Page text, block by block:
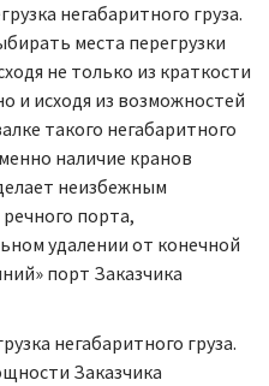
негабаритного груза.
места перегрузки
не только из краткости
и исходя из возможностей
такого негабаритного
наличие кранов
неизбежным
порта,
удалении от конечной
порт Заказчика
негабаритного груза.
Заказчика